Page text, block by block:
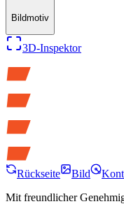
Bildmotiv
3D-Inspektor
Rückseite Bild
Mit freundlicher